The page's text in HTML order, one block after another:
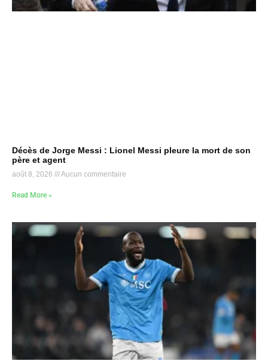
Décès de Jorge Messi : Lionel Messi pleure la mort de son
père et agent
août 8, 2026 Aucun commentaire
Read More »